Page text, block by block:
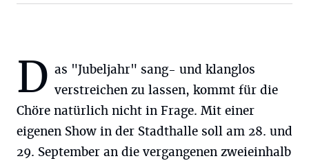
D as "Jubeljahr" sang- und klanglos
verstreichen zu lassen, kommt für die
Chöre natürlich nicht in Frage. Mit einer
eigenen Show in der Stadthalle soll am 28. und
29. September an die vergangenen zweieinhalb